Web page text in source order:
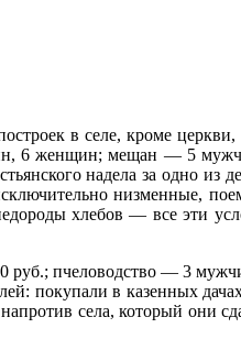
в селе, кроме церкви,
6 женщин; мещан — 5
надела за одно из
низменные,
хлебов — все эти
руб.; пчеловодство — 3
покупали в казенных
села, который они